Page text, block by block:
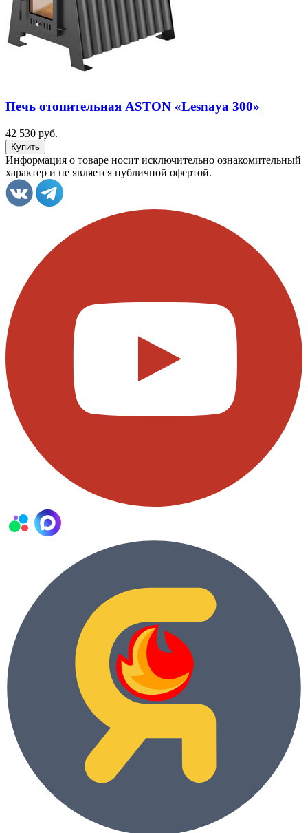
Печь отопительная ASTON «Lesnaya 300»
42 530 руб.
Информация о товаре носит исключительно ознакомительный
характер и не является публичной офертой.